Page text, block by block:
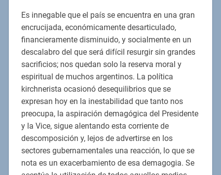
Es innegable que el país se encuentra en una gran
encrucijada, económicamente desarticulado,
financieramente disminuido, y socialmente en un
descalabro del que será difícil resurgir sin grandes
sacrificios; nos quedan solo la reserva moral y
espiritual de muchos argentinos. La política
kirchnerista ocasionó desequilibrios que se
expresan hoy en la inestabilidad que tanto nos
preocupa, la aspiración demagógica del Presidente
y la Vice, sigue alentando esta corriente de
descomposición y, lejos de advertirse en los
sectores gubernamentales una reacción, lo que se
nota es un exacerbamiento de esa demagogia. Se